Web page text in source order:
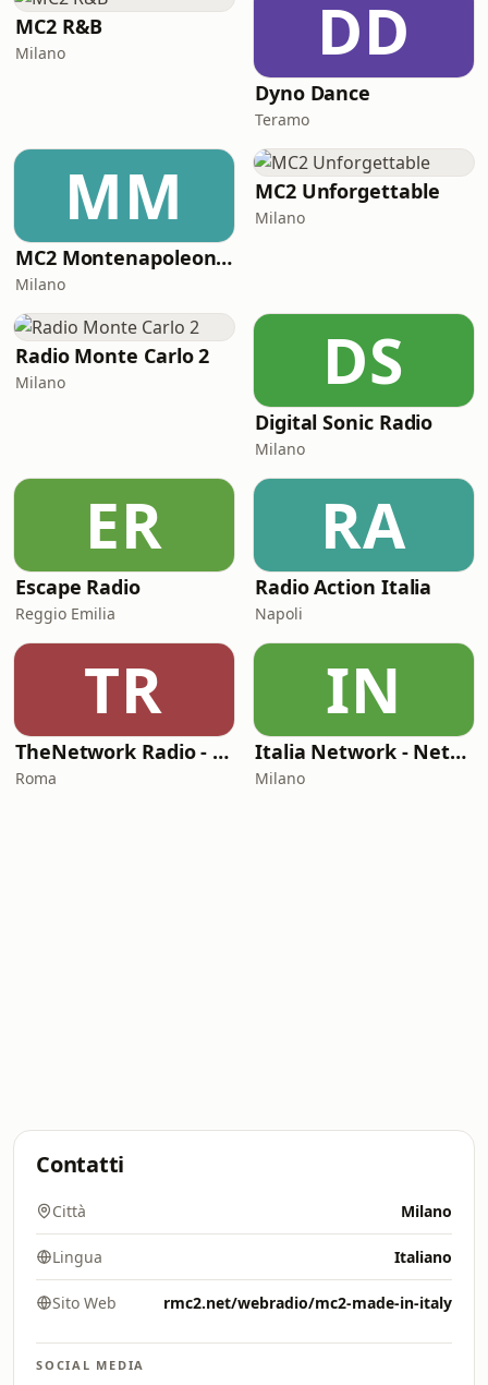
MC2 R&B
Milano DD
Dyno Dance
Teramo
MM
MC2 Montenapoleone Channel
Milano
MC2 Unforgettable
Milano
Radio Monte Carlo 2
Milano DS
Digital Sonic Radio
Milano
ER
Escape Radio
Reggio Emilia
RA
Radio Action Italia
Napoli
TR
TheNetwork Radio - Dance & Deep House
Roma
IN
Italia Network - Network Satellite
Milano
Contatti
Città Milano
Lingua Italiano
Sito Web rmc2.net/webradio/mc2-made-in-italy
SOCIAL MEDIA